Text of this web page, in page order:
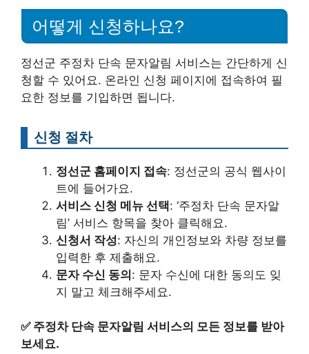
어떻게 신청하나요?
정선군 주정차 단속 문자알림 서비스는 간단하게 신
청할 수 있어요. 온라인 신청 페이지에 접속하여 필
요한 정보를 기입하면 됩니다.
신청 절차
정선군 홈페이지 접속: 정선군의 공식 웹사이
트에 들어가요.
서비스 신청 메뉴 선택: ‘주정차 단속 문자알
림’ 서비스 항목을 찾아 클릭해요.
신청서 작성: 자신의 개인정보와 차량 정보를
입력한 후 제출해요.
문자 수신 동의: 문자 수신에 대한 동의도 잊
지 말고 체크해주세요.
✅ 주정차 단속 문자알림 서비스의 모든 정보를 받아
보세요.